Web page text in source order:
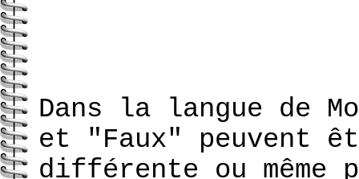
Dans la langue de
et "Faux" peuvent
différente ou même